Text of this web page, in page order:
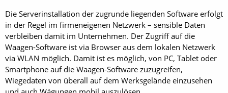
Die Serverinstallation der zugrunde liegenden Software erfolgt
in der Regel im firmeneigenen Netzwerk – sensible Daten
verbleiben damit im Unternehmen. Der Zugriff auf die
Waagen-Software ist via Browser aus dem lokalen Netzwerk
via WLAN möglich. Damit ist es möglich, von PC, Tablet oder
Smartphone auf die Waagen-Software zuzugreifen,
Wiegedaten von überall auf dem Werksgelände einzusehen